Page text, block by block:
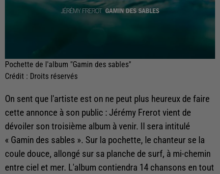
Pochette de l'album "Gamin des sables"
Crédit : Droits réservés
On sent que l'artiste est on ne peut plus heureux de faire
cette annonce à son public : Jérémy Frerot vient de
dévoiler son troisième album à venir. Il sera intitulé
« Gamin des sables ». Sur la pochette, le chanteur se la
coule douce, allongé sur sa planche de surf, à mi-chemin
entre ciel et mer. L'album contiendra 14 chansons en tout